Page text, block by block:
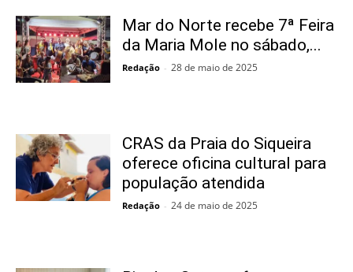
Mar do Norte recebe 7ª Feira
da Maria Mole no sábado,...
Redação - 28 de maio de 2025
CRAS da Praia do Siqueira
oferece oficina cultural para
população atendida
Redação - 24 de maio de 2025